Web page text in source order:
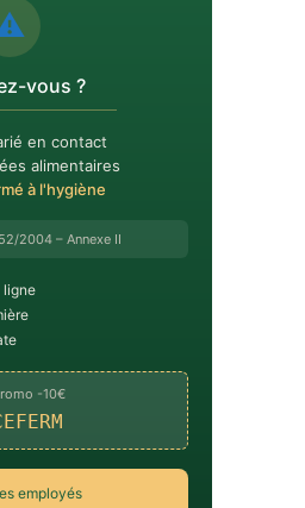
vous ?
en contact
alimentaires
à l'hygiène
2004 – Annexe II
ligne
-10€
employés